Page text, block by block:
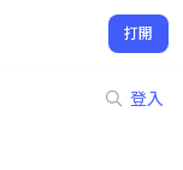
打開
登入